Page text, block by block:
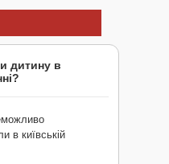
дитину в
в київській